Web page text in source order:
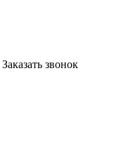
Заказать звонок